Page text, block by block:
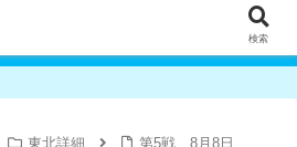
東北詳細
第5戦 8月8日
検索